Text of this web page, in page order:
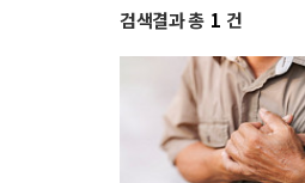
검색결과 총 1 건